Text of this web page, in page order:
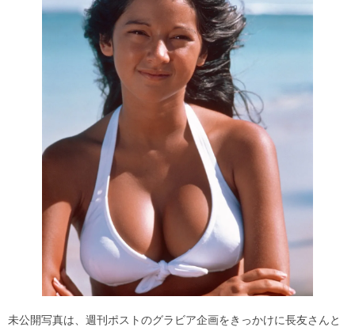
未公開写真は、週刊ポストのグラビア企画をきっかけに長友さんと